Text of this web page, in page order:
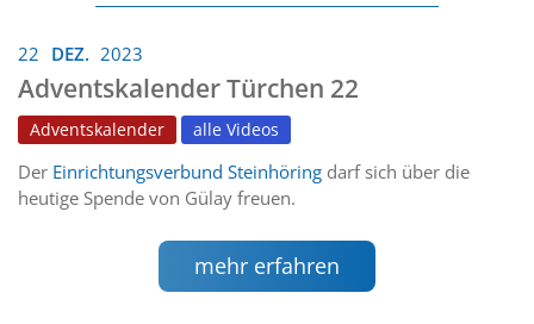
22 DEZ. 2023
Adventskalender Türchen 22
Adventskalender alle Videos
Der Einrichtungsverbund Steinhöring darf sich über die
heutige Spende von Gülay freuen.
mehr erfahren